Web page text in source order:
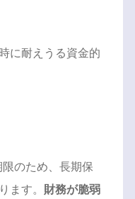
に耐えうる資金的
のため、長期保
ます。 財務が脆弱